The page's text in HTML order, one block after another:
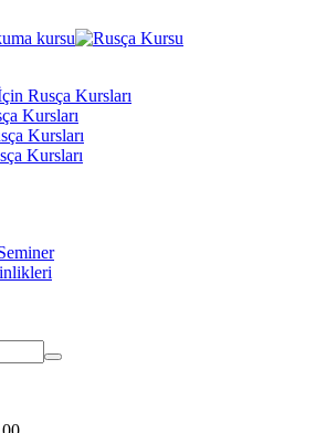
Rusça Kursları
Kursları
Kursları
Kursları